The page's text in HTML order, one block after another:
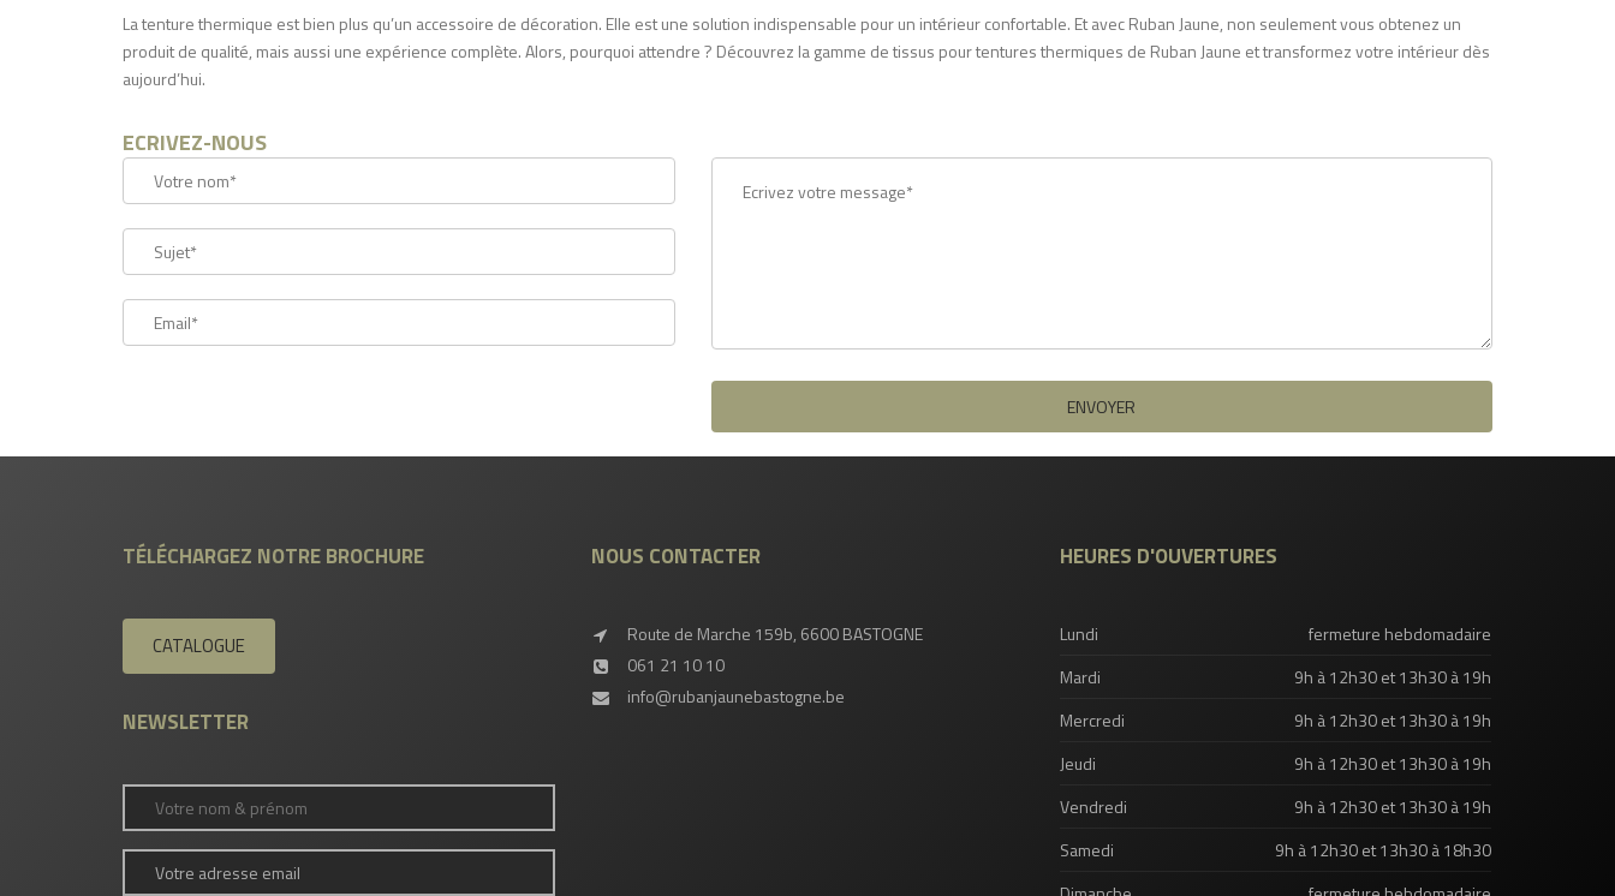
La tenture thermique est bien plus qu’un accessoire de décoration. Elle est une solution indispensable pour un intérieur confortable. Et avec Ruban Jaune, non seulement vous obtenez un
produit de qualité, mais aussi une expérience complète. Alors, pourquoi attendre ? Découvrez la gamme de tissus pour tentures thermiques de Ruban Jaune et transformez votre intérieur dès
aujourd’hui.
ECRIVEZ-NOUS
TÉLÉCHARGEZ NOTRE BROCHURE
CATALOGUE
NEWSLETTER
NOUS CONTACTER
Route de Marche 159b, 6600 BASTOGNE
061 21 10 10
info@rubanjaunebastogne.be
HEURES D'OUVERTURES
Lundi
fermeture hebdomadaire
Mardi
9h à 12h30 et 13h30 à 19h
Mercredi
9h à 12h30 et 13h30 à 19h
Jeudi
9h à 12h30 et 13h30 à 19h
Vendredi
9h à 12h30 et 13h30 à 19h
Samedi
9h à 12h30 et 13h30 à 18h30